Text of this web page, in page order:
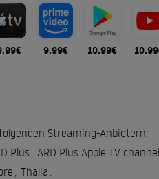
9.99€ 10.99€
Streaming-Anbietern:
Plus ARD Plus Apple TV channel
Thalia